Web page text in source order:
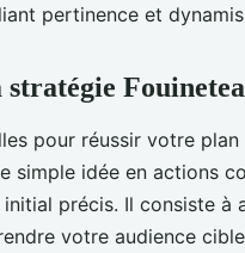
pertinence et
pour réussir votre
simple idée en actions
précis. Il consiste à
votre audience